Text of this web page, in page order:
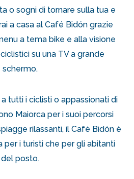
o sogni di tornare sulla tua e
a casa al Café Bidón grazie
a tema bike e alla visione
su una TV a grande
schermo.
tutti i ciclisti o appassionati di
Maiorca per i suoi percorsi
rilassanti, il Café Bidón è
per i turisti che per gli abitanti
del posto.